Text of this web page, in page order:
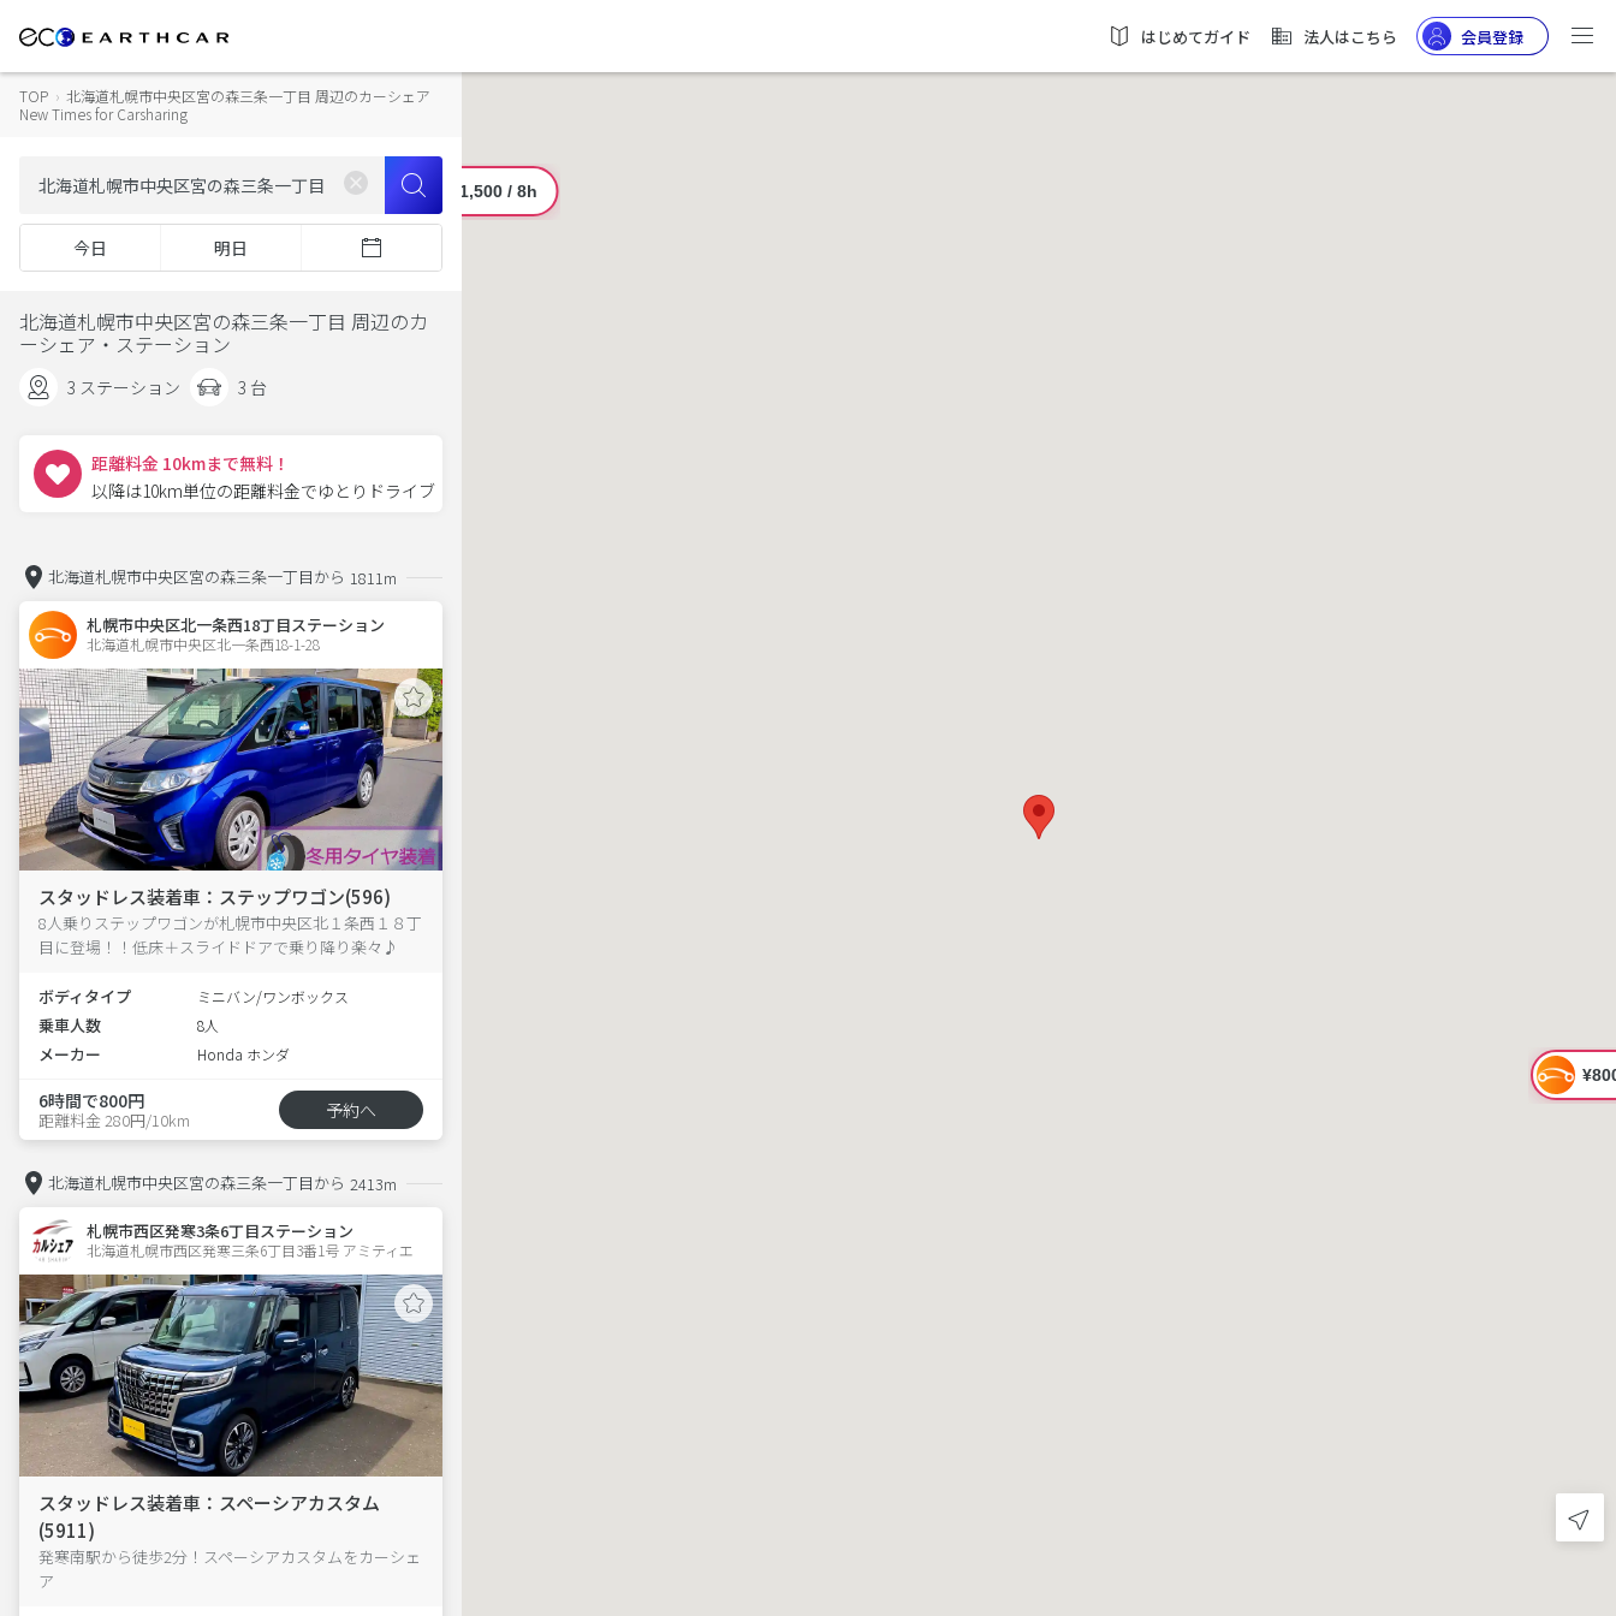
はじめてガイド 法人はこちら 会員登録
TOP › 北海道札幌市中央区宮の森三条一丁目 周辺のカーシェア
New Times for Carsharing
今日 明日
北海道札幌市中央区宮の森三条一丁目 周辺のカ
ーシェア・ステーション
3 ステーション 3 台
距離料金 10kmまで無料！
以降は10km単位の距離料金でゆとりドライブ
北海道札幌市中央区宮の森三条一丁目から 1811m
札幌市中央区北一条西18丁目ステーション
北海道札幌市中央区北一条西18-1-28
スタッドレス装着車：ステップワゴン(596)
8人乗りステップワゴンが札幌市中央区北１条西１８丁
目に登場！！低床＋スライドドアで乗り降り楽々♪
ボディタイプ ミニバン/ワンボックス
乗車人数 8人
メーカー Honda ホンダ
6時間で800円
距離料金 280円/10km 予約へ
北海道札幌市中央区宮の森三条一丁目から 2413m
札幌市西区発寒3条6丁目ステーション
北海道札幌市西区発寒三条6丁目3番1号 アミティエ
スタッドレス装着車：スペーシアカスタム
(5911)
発寒南駅から徒歩2分！スペーシアカスタムをカーシェ
ア